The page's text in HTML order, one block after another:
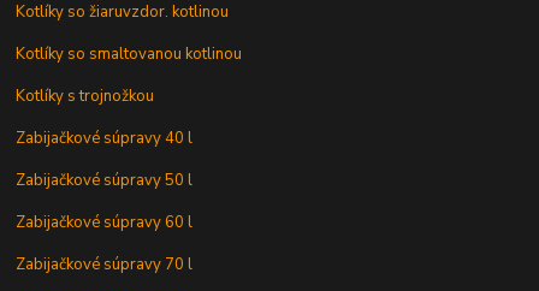
Kotlíky so žiaruvzdor. kotlinou
Kotlíky so smaltovanou kotlinou
Kotlíky s trojnožkou
Zabijačkové súpravy 40 l
Zabijačkové súpravy 50 l
Zabijačkové súpravy 60 l
Zabijačkové súpravy 70 l